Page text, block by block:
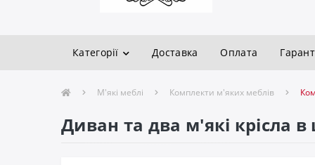
Категорії Доставка Оплата
М'які меблі Комплекти м'яких меблів
Диван та два м'які крісла в